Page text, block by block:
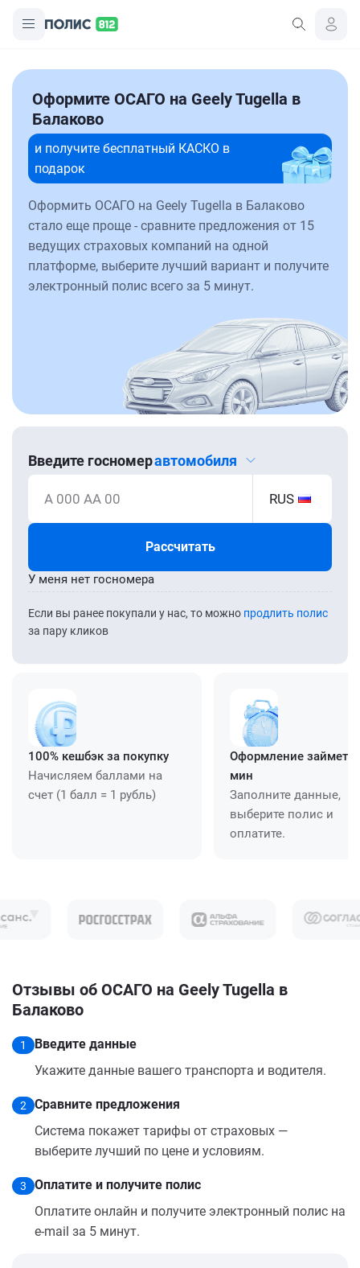
Оформите ОСАГО на Geely Tugella в
Балаково
и получите бесплатный КАСКО в
подарок
Оформить ОСАГО на Geely Tugella в Балаково
стало еще проще - сравните предложения от 15
ведущих страховых компаний на одной
платформе, выберите лучший вариант и получите
электронный полис всего за 5 минут.
Введите госномеравтомобиля
А 000 АА 00 RUS
Рассчитать
Если вы ранее покупали у нас, то можно продлить полис
за пару кликов
У меня нет госномера
100% кешбэк за покупку
Начисляем баллами на
счет (1 балл = 1 рубль)
Оформление займет
мин
Заполните данные,
выберите полис и
оплатите.
Отзывы об ОСАГО на Geely Tugella в
Балаково
1
Введите данные
Укажите данные вашего транспорта и водителя.
2
Сравните предложения
Система покажет тарифы от страховых —
выберите лучший по цене и условиям.
3
Оплатите и получите полис
Оплатите онлайн и получите электронный полис на
e-mail за 5 минут.